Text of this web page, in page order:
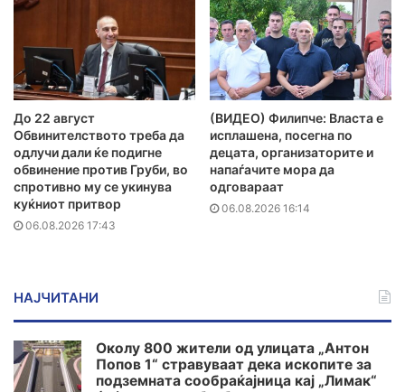
До 22 август
Обвинителството треба да
одлучи дали ќе подигне
обвинение против Груби, во
спротивно му се укинува
куќниот притвор
06.08.2026 17:43
(ВИДЕО) Филипче: Власта е
исплашена, посегна по
децата, организаторите и
напаѓачите мора да
одговараат
06.08.2026 16:14
НАЈЧИТАНИ
Околу 800 жители од улицата „Антон
Попов 1“ стравуваат дека ископите за
подземната сообраќајница кај „Лимак“